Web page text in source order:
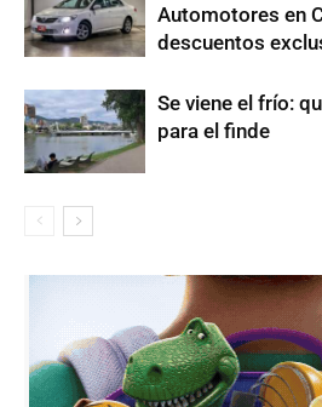
Automotores en
descuentos
Se viene el frío:
para el finde